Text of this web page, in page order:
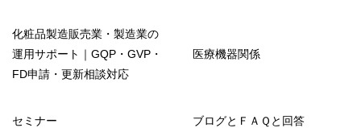
化粧品製造販売業・製造業の
運用サポート｜GQP・GVP・
FD申請・更新相談対応
医療機器関係
セミナー ブログとＦＡＱと回答